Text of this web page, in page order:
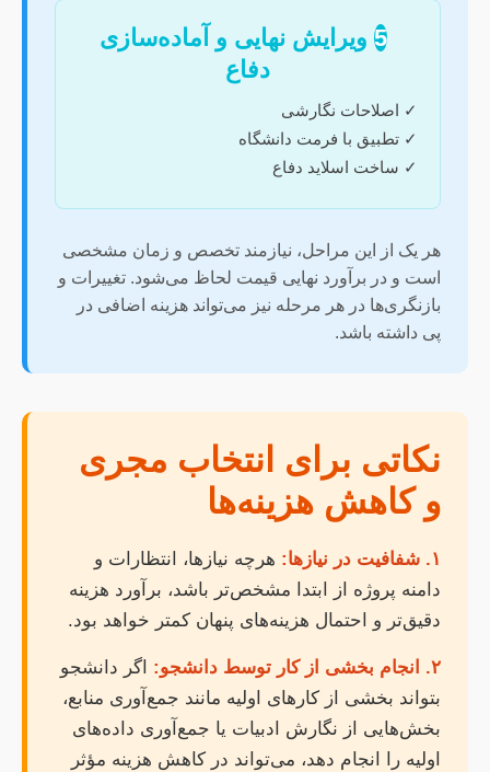
5 ویرایش نهایی و آماده‌سازی
دفاع
✓ اصلاحات نگارشی
✓ تطبیق با فرمت دانشگاه
✓ ساخت اسلاید دفاع
هر یک از این مراحل، نیازمند تخصص و زمان مشخصی
است و در برآورد نهایی قیمت لحاظ می‌شود. تغییرات و
بازنگری‌ها در هر مرحله نیز می‌تواند هزینه اضافی در
پی داشته باشد.
نکاتی برای انتخاب مجری
و کاهش هزینه‌ها
۱. شفافیت در نیازها:
هرچه نیازها، انتظارات و
دامنه پروژه از ابتدا مشخص‌تر باشد، برآورد هزینه
دقیق‌تر و احتمال هزینه‌های پنهان کمتر خواهد بود.
۲. انجام بخشی از کار توسط دانشجو:
اگر دانشجو
بتواند بخشی از کارهای اولیه مانند جمع‌آوری منابع،
بخش‌هایی از نگارش ادبیات یا جمع‌آوری داده‌های
اولیه را انجام دهد، می‌تواند در کاهش هزینه مؤثر